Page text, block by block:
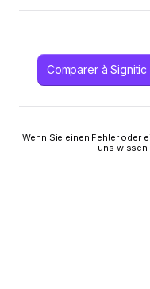
Comparer à Signitic
Wenn Sie einen Fehler oder
uns wissen